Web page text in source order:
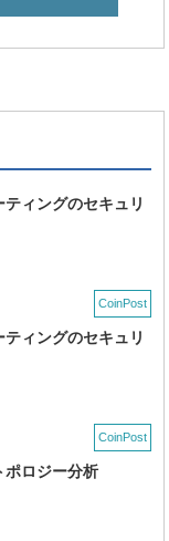
ィングのセキュリ
CoinPost
ィングのセキュリ
CoinPost
ポロジー分析